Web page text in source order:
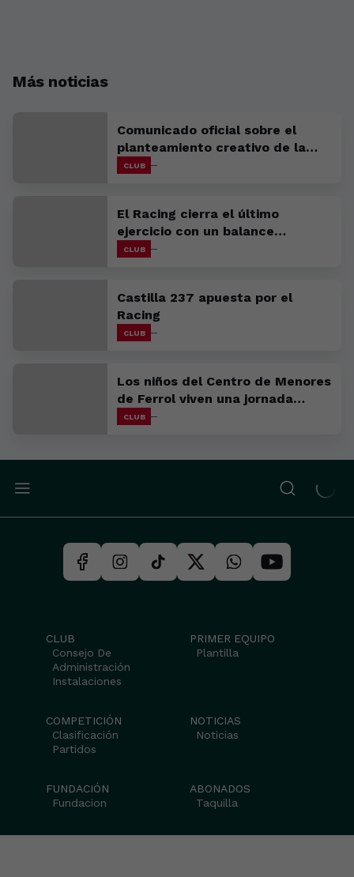
Más noticias
Comunicado oficial sobre el
planteamiento creativo de la
campaña de abonados
CLUB
El Racing cierra el último
ejercicio con un balance
favorable
CLUB
Castilla 237 apuesta por el
Racing
CLUB
Los niños del Centro de Menores
de Ferrol viven una jornada
inolvidable con el primer equipo
CLUB
CLUB
Consejo De
Administración
Instalaciones
PRIMER EQUIPO
Plantilla
COMPETICIÓN
Clasificación
Partidos
NOTICIAS
Noticias
FUNDACIÓN
Fundacion
ABONADOS
Taquilla